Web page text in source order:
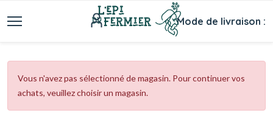
Mode de livraison :
Vous n'avez pas sélectionné de magasin. Pour continuer vos
achats, veuillez choisir un magasin.